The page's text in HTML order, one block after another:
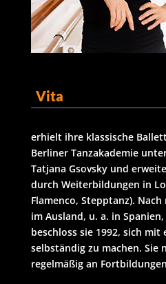
Vita
erhielt ihre klassische
Berliner Tanzakademie
Tatjana Gsovsky und
durch Weiterbildungen in
Flamenco, Stepptanz).
im Ausland, u. a. in
beschloss sie 1992, sich mit
selbständig zu machen. Sie
regelmäßig an